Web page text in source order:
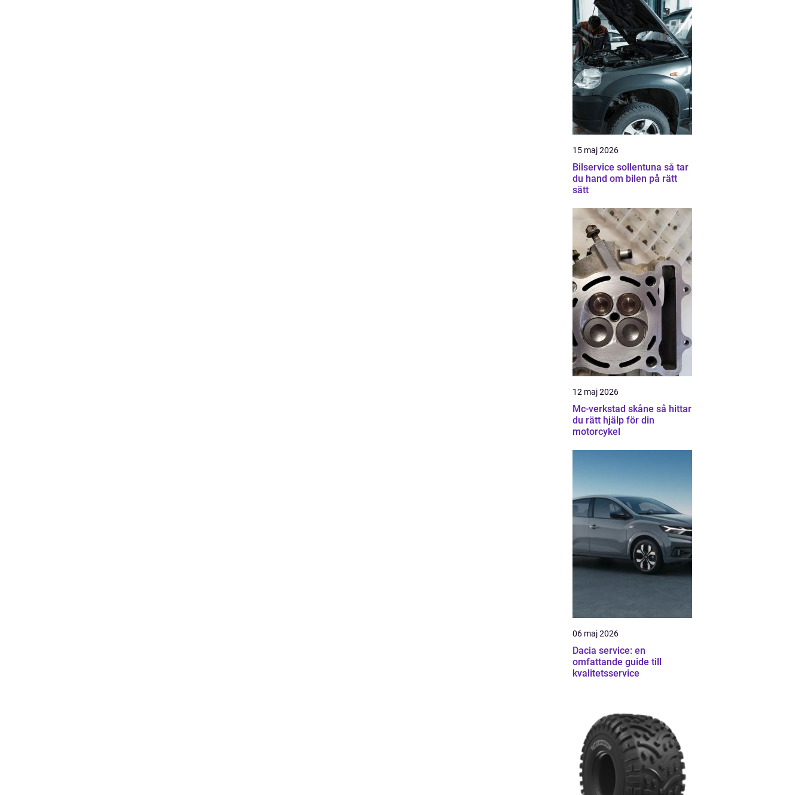
15 maj 2026
Bilservice sollentuna så tar
du hand om bilen på rätt
sätt
12 maj 2026
Mc-verkstad skåne så hittar
du rätt hjälp för din
motorcykel
06 maj 2026
Dacia service: en
omfattande guide till
kvalitetsservice